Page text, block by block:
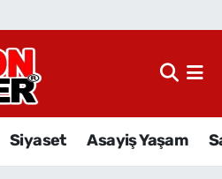
Siyaset Asayiş Yaşam